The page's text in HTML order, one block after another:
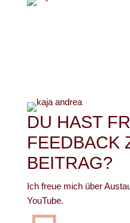
DU HAST
FEEDBACK
BEITRAG?
Ich freue mich über
YouTube.